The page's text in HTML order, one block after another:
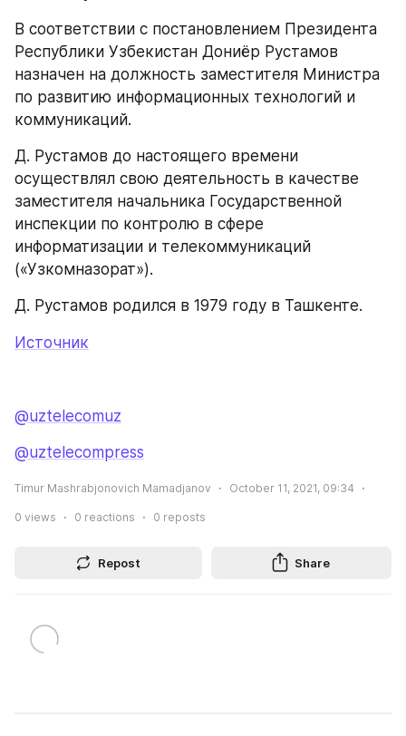
В соответствии с постановлением Президента
Республики Узбекистан Дониёр Рустамов
назначен на должность заместителя Министра
по развитию информационных технологий и
коммуникаций.
Д. Рустамов до настоящего времени
осуществлял свою деятельность в качестве
заместителя начальника Государственной
инспекции по контролю в сфере
информатизации и телекоммуникаций
(«Узкомназорат»).
Д. Рустамов родился в 1979 году в Ташкенте.
Источник
@uztelecomuz
@uztelecompress
Timur Mashrabjonovich Mamadjanov October 11, 2021, 09:34
0 views 0 reactions 0 reposts
Repost Share